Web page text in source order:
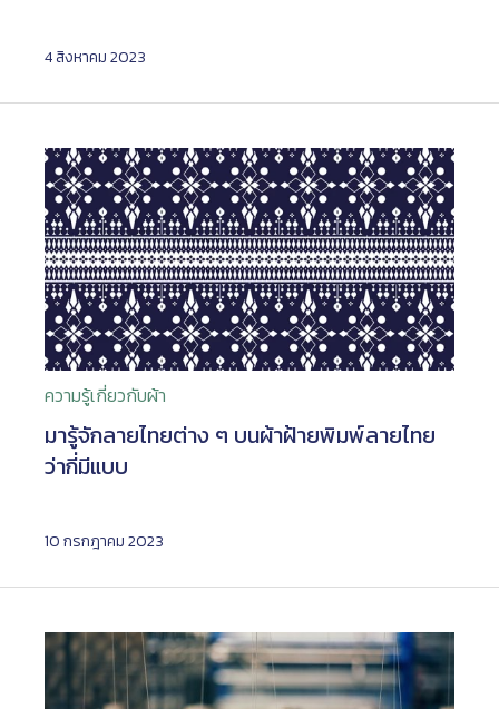
4 สิงหาคม 2023
ความรู้เกี่ยวกับผ้า
มารู้จักลายไทยต่าง ๆ บนผ้าฝ้ายพิมพ์ลายไทย
ว่ากี่มีแบบ
10 กรกฎาคม 2023